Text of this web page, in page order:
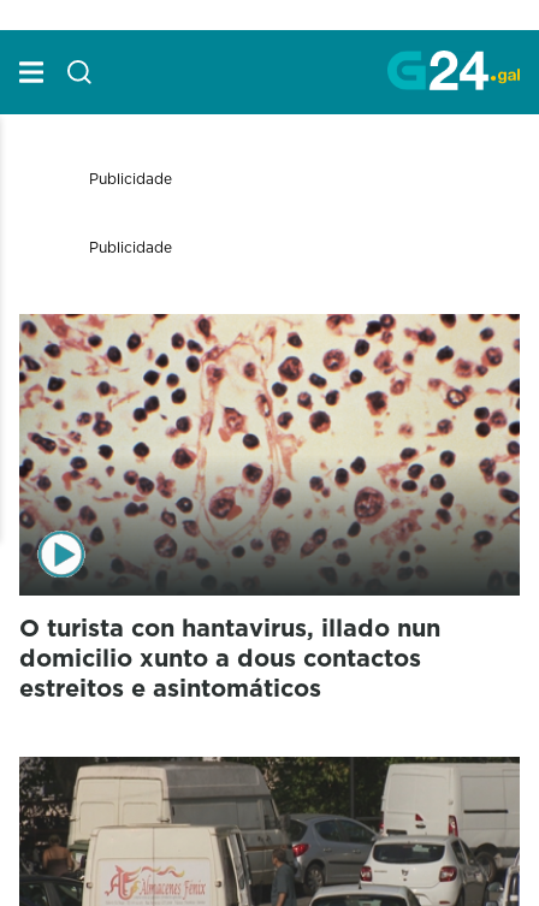
O turista con hantavirus, illado nun
domicilio xunto a dous contactos
estreitos e asintomáticos
Publicidade
Publicidade